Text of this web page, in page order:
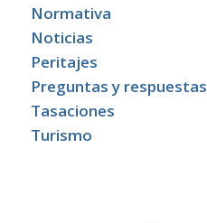
Normativa
Noticias
Peritajes
Preguntas y respuestas
Tasaciones
Turismo